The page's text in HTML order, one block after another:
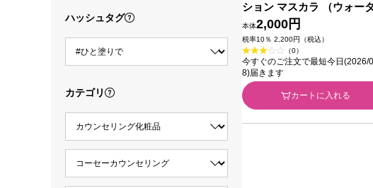
ハッシュタグ
カテゴリ
ション マスカラ （ウォータ
プルーフ） ＢＫ００１ ７ｇ
ーセー
本体2,000円
税率10％ 2,200円（税込）
（0）
今すぐのご注文で最短今日(2026/
8)届きます
カートに入れる